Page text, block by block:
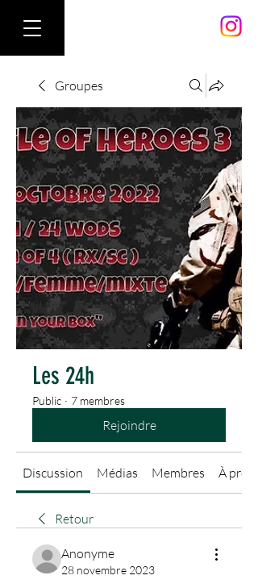
Groupes
Les 24h
Public · 7 membres
Rejoindre
Discussion Médias Membres À
Retour
Anonyme
28 novembre 2023